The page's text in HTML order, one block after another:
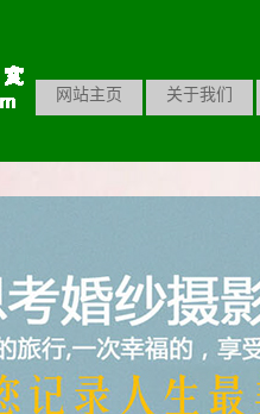
网站主页 关于我们